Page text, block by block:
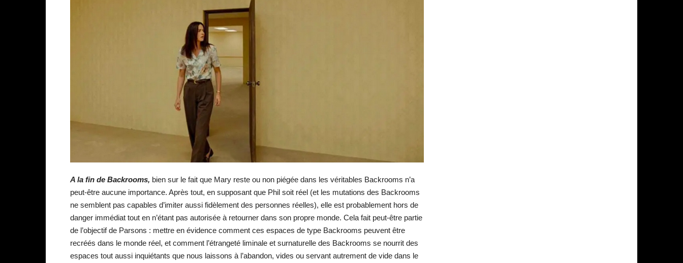
A la fin de Backrooms, bien sur le fait que Mary reste ou non piégée dans les véritables Backrooms n’a
peut-être aucune importance. Après tout, en supposant que Phil soit réel (et les mutations des Backrooms
ne semblent pas capables d’imiter aussi fidèlement des personnes réelles), elle est probablement hors de
danger immédiat tout en n’étant pas autorisée à retourner dans son propre monde. Cela fait peut-être partie
de l’objectif de Parsons : mettre en évidence comment ces espaces de type Backrooms peuvent être
recréés dans le monde réel, et comment l’étrangeté liminale et surnaturelle des Backrooms se nourrit des
espaces tout aussi inquiétants que nous laissons à l’abandon, vides ou servant autrement de vide dans le